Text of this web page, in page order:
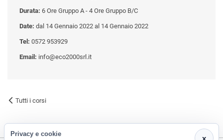
Durata: 6 Ore Gruppo A - 4 Ore Gruppo B/C
Date: dal 14 Gennaio 2022 al 14 Gennaio 2022
Tel: 0572 953929
Email: info@eco2000srl.it
Tutti i corsi
x
Privacy e cookie